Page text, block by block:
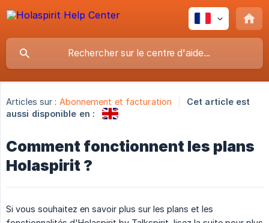
Articles sur : Abonnement et facturation
Cet article est
aussi disponible en :
Comment fonctionnent les plans
Holaspirit ?
Si vous souhaitez en savoir plus sur les plans et les